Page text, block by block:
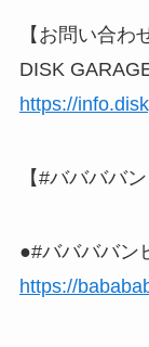
【お問い合わ
DISK
https://
【#ババババ
●#ババババン
https://